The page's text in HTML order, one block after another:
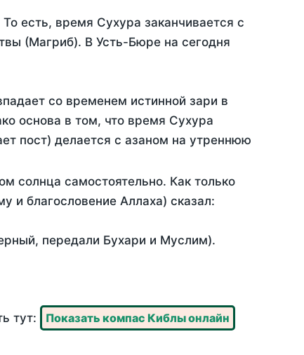
есть, время Сухура заканчивается с
(Магриб). В Усть-Бюре на сегодня
со временем истинной зари в
основа в том, что время Сухура
пост) делается с азаном на утреннюю
солнца самостоятельно. Как только
и благословение Аллаха) сказал:
передали Бухари и Муслим).
тут: Показать компас Киблы онлайн